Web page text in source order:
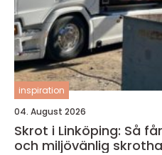
inspiration
04. August 2026
Skrot i Linköping: Så
och miljövänlig